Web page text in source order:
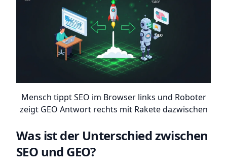
Mensch tippt SEO im Browser links und Roboter
zeigt GEO Antwort rechts mit Rakete dazwischen
Was ist der Unterschied zwischen
SEO und GEO?